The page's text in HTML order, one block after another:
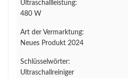
Ultraschallleistung:
480 W
Art der Vermarktung:
Neues Produkt 2024
Schlüsselwörter:
Ultraschallreiniger